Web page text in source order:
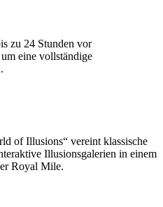
zu 24 Stunden vor
eine vollständige
of Illusions“ vereint klassische
Illusionsgalerien in einem
Royal Mile.